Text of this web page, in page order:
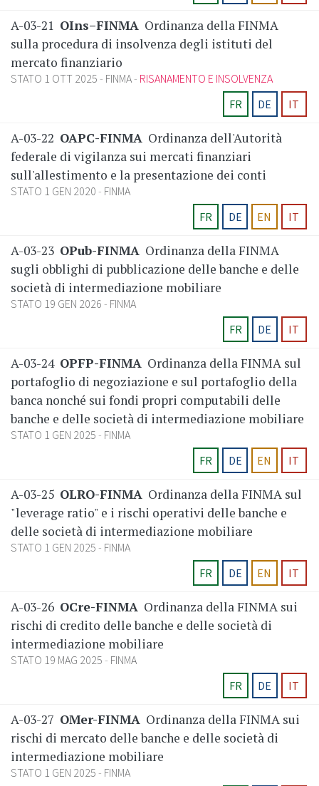
A-03-21 OIns–FINMA Ordinanza della FINMA
sulla procedura di insolvenza degli istituti del
mercato finanziario
STATO 1 OTT 2025 FINMA RISANAMENTO E INSOLVENZA
FR
DE IT
A-03-22 OAPC-FINMA Ordinanza dell'Autorità
federale di vigilanza sui mercati finanziari
sull'allestimento e la presentazione dei conti
STATO 1 GEN 2020
FINMA
FR
DE EN IT
A-03-23 OPub-FINMA Ordinanza della FINMA
sugli obblighi di pubblicazione delle banche e delle
società di intermediazione mobiliare
STATO 19 GEN 2026
FINMA
FR
DE IT
A-03-24 OPFP-FINMA Ordinanza della FINMA sul
portafoglio di negoziazione e sul portafoglio della
banca nonché sui fondi propri computabili delle
banche e delle società di intermediazione mobiliare
STATO 1 GEN 2025
FINMA
FR
DE EN IT
A-03-25 OLRO-FINMA Ordinanza della FINMA sul
"leverage ratio" e i rischi operativi delle banche e
delle società di intermediazione mobiliare
STATO 1 GEN 2025
FINMA
FR
DE EN IT
A-03-26 OCre-FINMA Ordinanza della FINMA sui
rischi di credito delle banche e delle società di
intermediazione mobiliare
STATO 19 MAG 2025
FINMA
FR
DE IT
A-03-27 OMer-FINMA Ordinanza della FINMA sui
rischi di mercato delle banche e delle società di
intermediazione mobiliare
STATO 1 GEN 2025
FINMA